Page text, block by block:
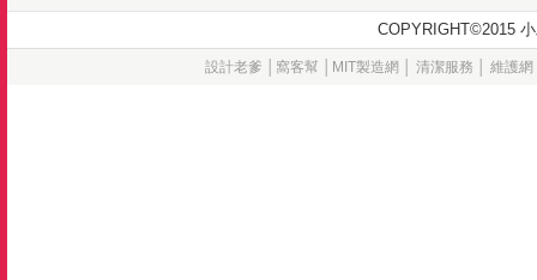
設計老爹 窩客幫│ MIT製造網 清潔服務 維護網